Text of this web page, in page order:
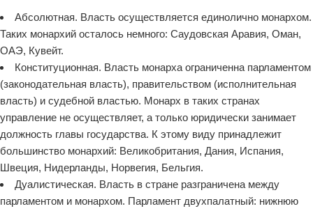
Абсолютная. Власть осуществляется единолично монархом.
Таких монархий осталось немного: Саудовская Аравия, Оман,
ОАЭ, Кувейт.
Конституционная. Власть монарха ограниченна парламентом
(законодательная власть), правительством (исполнительная
власть) и судебной властью. Монарх в таких странах
управление не осуществляет, а только юридически занимает
должность главы государства. К этому виду принадлежит
большинство монархий: Великобритания, Дания, Испания,
Швеция, Нидерланды, Норвегия, Бельгия.
Дуалистическая. Власть в стране разграничена между
парламентом и монархом. Парламент двухпалатный: нижнюю